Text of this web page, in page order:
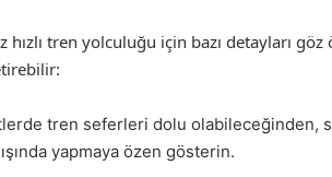
hızlı tren yolculuğu için bazı detayları
tren seferleri dolu olabileceğinden,
yapmaya özen gösterin.